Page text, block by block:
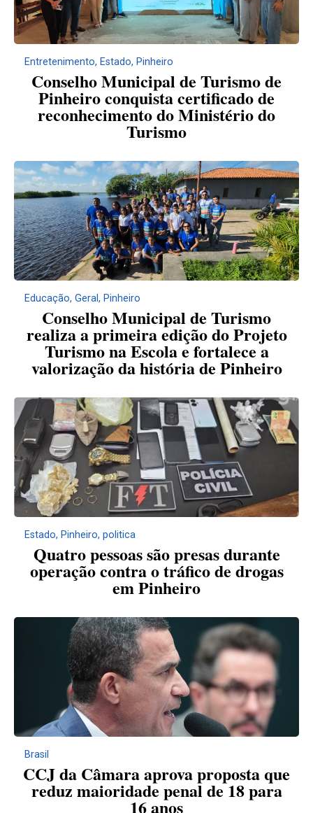
Entretenimento, Estado, Pinheiro
Conselho Municipal de Turismo de
Pinheiro conquista certificado de
reconhecimento do Ministério do
Turismo
Educação, Geral, Pinheiro
Conselho Municipal de Turismo
realiza a primeira edição do Projeto
Turismo na Escola e fortalece a
valorização da história de Pinheiro
Estado, Pinheiro, politica
Quatro pessoas são presas durante
operação contra o tráfico de drogas
em Pinheiro
Brasil
CCJ da Câmara aprova proposta que
reduz maioridade penal de 18 para
16 anos